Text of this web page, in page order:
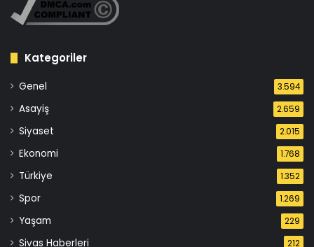
Kategoriler
Genel 3.594
Asayiş 2.659
Siyaset 2.015
Ekonomi 1.768
Türkiye 1.352
Spor 1.269
Yaşam 229
Sivas Haberleri 212